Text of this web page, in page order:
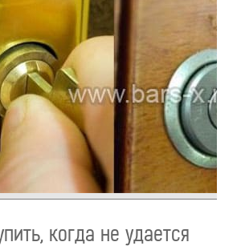
когда не удается